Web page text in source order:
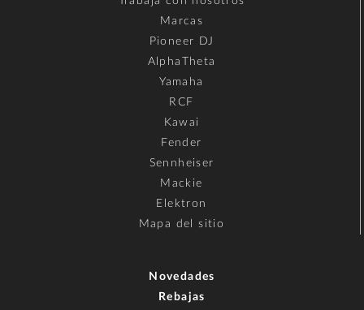
Marcas
Pioneer DJ
AlphaTheta
Yamaha
RCF
Kawai
Fender
Sennheiser
Mackie
Elektron
Mapa del sitio
Novedades
Rebajas